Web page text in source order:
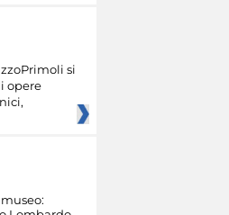
si
opere